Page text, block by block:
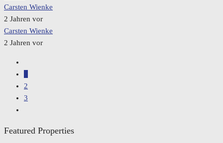
Carsten Wienke
2 Jahren vor
Carsten Wienke
2 Jahren vor
2
3
Featured Properties